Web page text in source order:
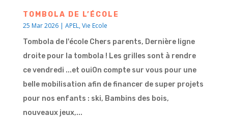
TOMBOLA DE L’ÉCOLE
25 Mar 2026| APEL,Vie Ecole
Tombola de l'école Chers parents, Dernière ligne
droite pour la tombola ! Les grilles sont à rendre
ce vendredi ...et ouiOn compte sur vous pour une
belle mobilisation afin de financer de super projets
pour nos enfants : ski, Bambins des bois,
nouveaux jeux,...